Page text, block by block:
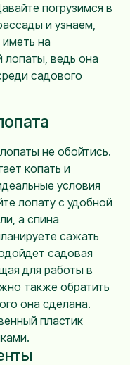
погрузимся в
и узнаем,
на
ведь она
садового
не обойтись.
копать и
условия
лопату с удобной
а спина
сажать
садовая
для работы в
также обратить
она сделана.
пластик